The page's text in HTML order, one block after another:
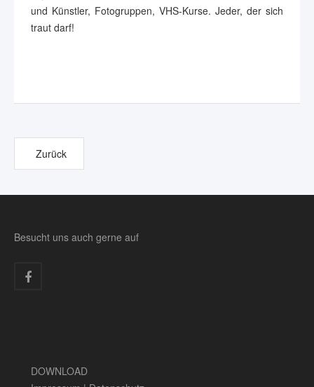
und Künstler, Fotogruppen, VHS-Kurse. Jeder, der sich
traut darf!
Zurück
Besucht uns auch gerne auf
DOWNLOAD